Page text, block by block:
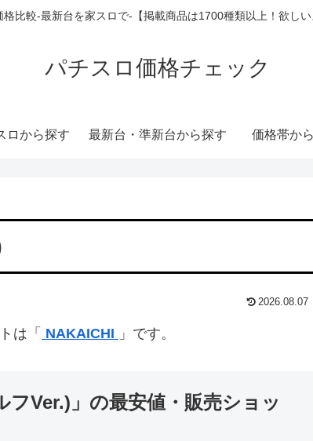
比較-最新台を家スロで-【掲載商品は1700種類以上！欲しい
パチスロ価格チェック
ロから探す 最新台・準新台から探す 価格帯か
2026.08.07
は「 NAKAICHI 」です。
Ver.)」の最安値・販売ショッ